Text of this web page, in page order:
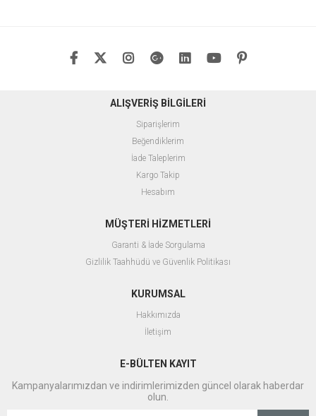
ALIŞVERİŞ BİLGİLERİ
Siparişlerim
Beğendiklerim
İade Taleplerim
Kargo Takip
Hesabım
MÜŞTERİ HİZMETLERİ
Garanti & İade Sorgulama
Gizlilik Taahhüdü ve Güvenlik Politikası
KURUMSAL
Hakkımızda
İletişim
E-BÜLTEN KAYIT
Kampanyalarımızdan ve indirimlerimizden güncel olarak haberdar
olun.